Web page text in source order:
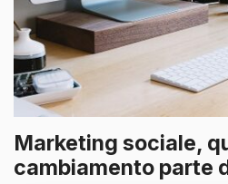
Marketing sociale,
cambiamento parte